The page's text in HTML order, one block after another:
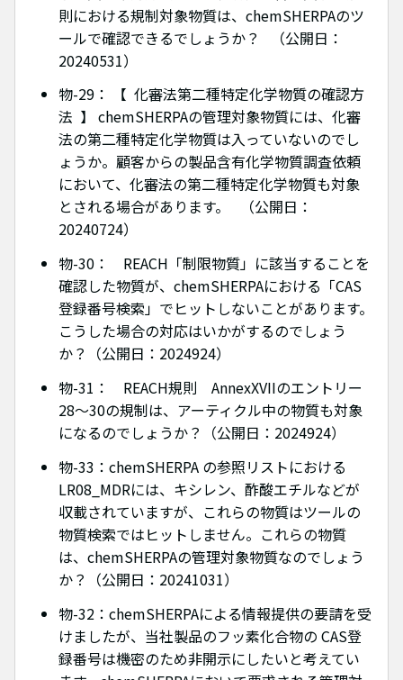
則における規制対象物質は、chemSHERPAのツ
ールで確認できるでしょうか？ （公開日：
20240531）
物-29： 【 化審法第二種特定化学物質の確認方
法 】 chemSHERPAの管理対象物質には、化審
法の第二種特定化学物質は入っていないのでし
ょうか。顧客からの製品含有化学物質調査依頼
において、化審法の第二種特定化学物質も対象
とされる場合があります。 （公開日：
20240724）
物-30： REACH「制限物質」に該当することを
確認した物質が、chemSHERPAにおける「CAS
登録番号検索」でヒットしないことがあります。
こうした場合の対応はいかがするのでしょう
か？（公開日：2024924）
物-31： REACH規則 AnnexXVIIのエントリー
28～30の規制は、アーティクル中の物質も対象
になるのでしょうか？（公開日：2024924）
物-33：chemSHERPA の参照リストにおける
LR08_MDRには、キシレン、酢酸エチルなどが
収載されていますが、これらの物質はツールの
物質検索ではヒットしません。これらの物質
は、chemSHERPAの管理対象物質なのでしょう
か？（公開日：20241031）
物-32：chemSHERPAによる情報提供の要請を受
けましたが、当社製品のフッ素化合物の CAS登
録番号は機密のため非開示にしたいと考えてい